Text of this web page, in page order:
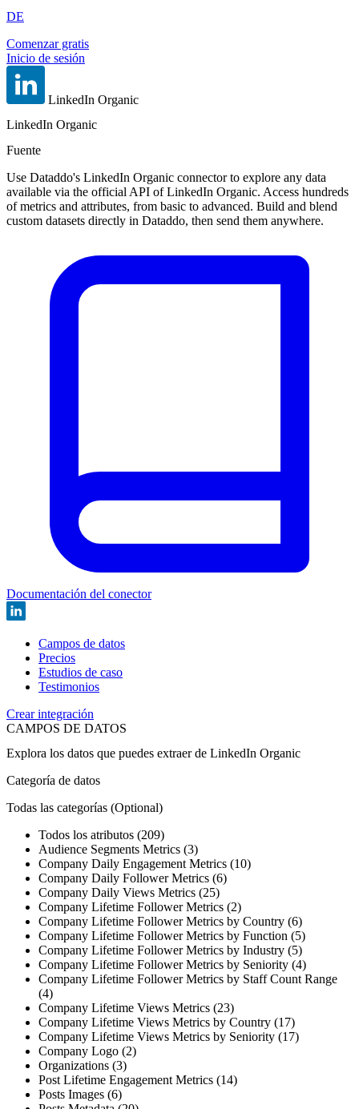
DE
Comenzar gratis
Inicio de sesión
LinkedIn Organic
LinkedIn Organic
Fuente
Use Dataddo's LinkedIn Organic connector to explore any data
available via the official API of LinkedIn Organic. Access hundreds
of metrics and attributes, from basic to advanced. Build and blend
custom datasets directly in Dataddo, then send them anywhere.
Documentación del conector
Campos de datos
Precios
Estudios de caso
Testimonios
Crear integración
CAMPOS DE DATOS
Explora los datos que puedes extraer de LinkedIn Organic
Categoría de datos
Todas las categorías (Optional)
Todos los atributos (209)
Audience Segments Metrics (3)
Company Daily Engagement Metrics (10)
Company Daily Follower Metrics (6)
Company Daily Views Metrics (25)
Company Lifetime Follower Metrics (2)
Company Lifetime Follower Metrics by Country (6)
Company Lifetime Follower Metrics by Function (5)
Company Lifetime Follower Metrics by Industry (5)
Company Lifetime Follower Metrics by Seniority (4)
Company Lifetime Follower Metrics by Staff Count Range
(4)
Company Lifetime Views Metrics (23)
Company Lifetime Views Metrics by Country (17)
Company Lifetime Views Metrics by Seniority (17)
Company Logo (2)
Organizations (3)
Post Lifetime Engagement Metrics (14)
Posts Images (6)